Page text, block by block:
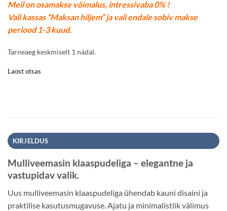
Meil on osamakse võimalus, intressivaba 0% !
Vali kassas “Maksan hiljem” ja vali endale sobiv makse
periood 1-3 kuud.
Tarneaeg keskmiselt 1 nädal.
Laost otsas
KIRJELDUS
Mulliveemasin klaaspudeliga – elegantne ja
vastupidav valik.
Uus mulliveemasin klaaspudeliga ühendab kauni disaini ja
praktilise kasutusmugavuse. Ajatu ja minimalistlik välimus